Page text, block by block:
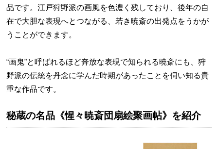
品です。江戸狩野派の画風を色濃く残しており、後年の自
在で大胆な表現へとつながる、若き暁斎の出発点をうかが
うことができます。
“画鬼”と呼ばれるほど奔放な表現で知られる暁斎にも、狩
野派の伝統を丹念に学んだ時期があったことを伺い知る貴
重な作品です。
秘蔵の名品《惺々暁斎団扇絵聚画帖》を紹介